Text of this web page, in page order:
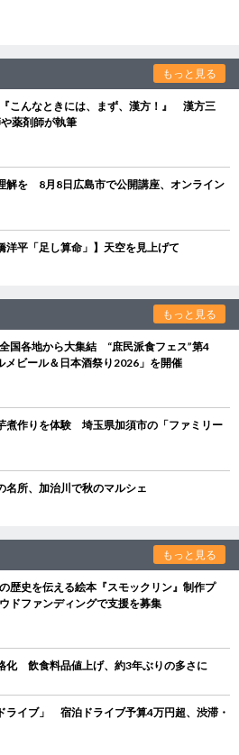
もっと見る
こんなときには、まず、漢方！』 漢方三
薬剤師が執筆
解を 8月8日広島市で公開講座、オンライン
洋平「足し算命」】天空を見上げて
もっと見る
国各地から大集結 “庶民派食フェス”第4
メビール＆日本酒祭り2026」を開催
煮作りを体験 埼玉県加須市の「ファミリー
名所、加治川で秋のマルシェ
もっと見る
歴史を伝える絵本『スモックリン』制作プ
ドファンディングで支援を募集
化 飲食料品値上げ、約3年ぶりの多さに
ライブ」 宿泊ドライブ予算4万円超、渋滞・